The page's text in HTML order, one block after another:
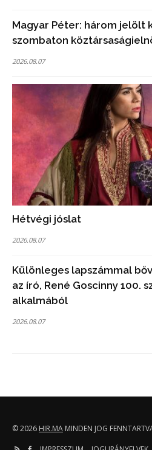
Magyar Péter: három jelölt
szombaton
2026.08.07
Hétvégi jóslat
2026.08.07
Különleges lapszámmal
az író, René Goscinny 100.
alkalmából
2026.08.07
© 2026 HIR.MA MINDEN JOG